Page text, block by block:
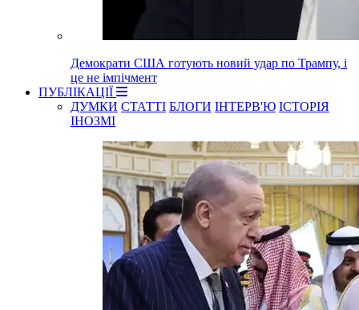
Демократи США готують новий удар по Трампу, і
це не імпічмент
ПУБЛІКАЦІЇ
ДУМКИ СТАТТІ БЛОГИ ІНТЕРВ'Ю ІСТОРІЯ
ІНОЗМІ